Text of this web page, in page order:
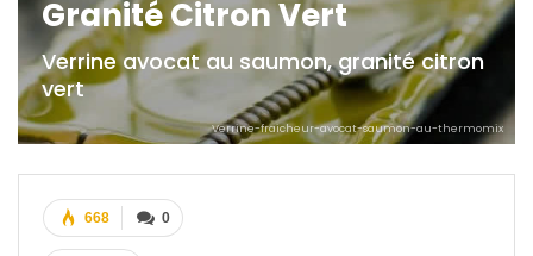
Granité Citron Vert
Verrine avocat au saumon, granité citron
vert
Verrine-fraicheur-avocat-saumon-au-thermomix
0
668